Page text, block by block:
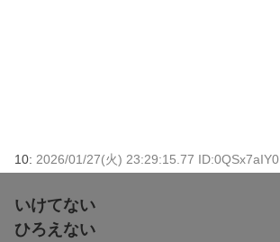
10: 2026/01/27(火) 23:29:15.77 ID:0QSx7aIY0
いけてない
ひろえない